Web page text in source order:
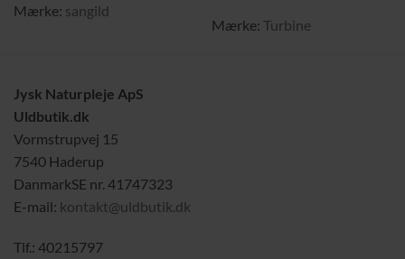
Mærke: sangild
Mærke: Turbine
Jysk Naturpleje ApS
Uldbutik.dk
Vormstrupvej 15
7540 Haderup
DanmarkSE nr. 41747323
E-mail: kontakt@uldbutik.dk
Tlf.: 40215797